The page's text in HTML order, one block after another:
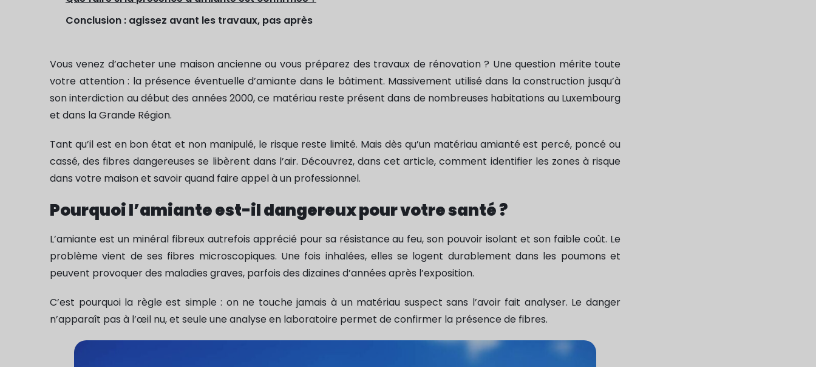
Conclusion : agissez avant les travaux, pas après
Vous venez d’acheter une maison ancienne ou vous préparez des travaux de rénovation ? Une question mérite toute
votre attention : la présence éventuelle d’amiante dans le bâtiment. Massivement utilisé dans la construction jusqu’à
son interdiction au début des années 2000, ce matériau reste présent dans de nombreuses habitations au Luxembourg
et dans la Grande Région.
Tant qu’il est en bon état et non manipulé, le risque reste limité. Mais dès qu’un matériau amianté est percé, poncé ou
cassé, des fibres dangereuses se libèrent dans l’air. Découvrez, dans cet article, comment identifier les zones à risque
dans votre maison et savoir quand faire appel à un professionnel.
Pourquoi l’amiante est-il dangereux pour votre santé ?
L’amiante est un minéral fibreux autrefois apprécié pour sa résistance au feu, son pouvoir isolant et son faible coût. Le
problème vient de ses fibres microscopiques. Une fois inhalées, elles se logent durablement dans les poumons et
peuvent provoquer des maladies graves, parfois des dizaines d’années après l’exposition.
C’est pourquoi la règle est simple : on ne touche jamais à un matériau suspect sans l’avoir fait analyser. Le danger
n’apparaît pas à l’œil nu, et seule une analyse en laboratoire permet de confirmer la présence de fibres.